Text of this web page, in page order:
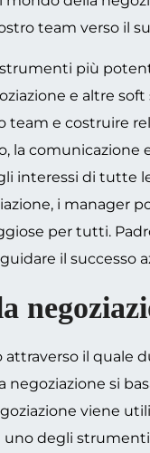
team verso il
più
e altre
team e costruire
la comunicazione
interessi di tutte
i manager
per tutti.
il successo
attraverso il
negoziazione si
viene
uno degli